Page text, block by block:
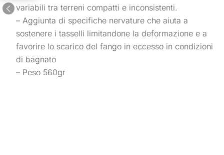
variabili tra terreni compatti e inconsistenti.
– Aggiunta di specifiche nervature che aiuta a
sostenere i tasselli limitandone la deformazione e a
favorire lo scarico del fango in eccesso in condizioni
di bagnato
– Peso 560gr